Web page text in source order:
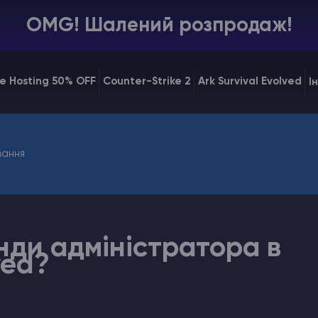
OMG! Шалений розпродаж!
Hosting 50% OFF Counter-Strike 2 Ark Survival Evolved
адміністратора в